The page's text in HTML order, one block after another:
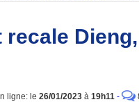
ligne: le 26/01/2023 à 19h11 -